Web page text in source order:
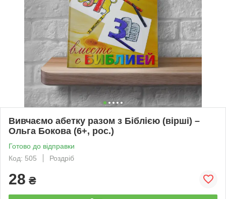
Вивчаємо абетку разом з Біблією (вірші) –
Ольга Бокова (6+, рос.)
Готово до відправки
Код: 505
Роздріб
28 ₴